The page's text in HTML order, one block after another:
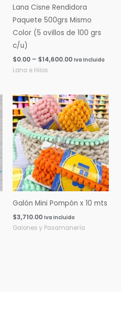
Lana Cisne Rendidora
Paquete 500grs Mismo
Color (5 ovillos de 100 grs
c/u)
$0.00 – $14,600.00 Iva Incluido
Lana e Hilos
Galón Mini Pompón x 10 mts
$3,710.00 Iva Incluido
Galones y Pasamanería